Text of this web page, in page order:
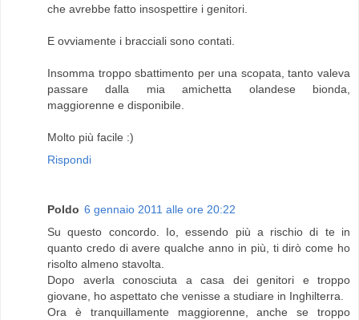
che avrebbe fatto insospettire i genitori.
E ovviamente i bracciali sono contati.
Insomma troppo sbattimento per una scopata, tanto valeva
passare dalla mia amichetta olandese bionda,
maggiorenne e disponibile.
Molto più facile :)
Rispondi
Poldo 6 gennaio 2011 alle ore 20:22
Su questo concordo. Io, essendo più a rischio di te in
quanto credo di avere qualche anno in più, ti dirò come ho
risolto almeno stavolta.
Dopo averla conosciuta a casa dei genitori e troppo
giovane, ho aspettato che venisse a studiare in Inghilterra.
Ora è tranquillamente maggiorenne, anche se troppo